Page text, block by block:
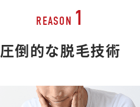
REASON 1
圧倒的な脱毛技術